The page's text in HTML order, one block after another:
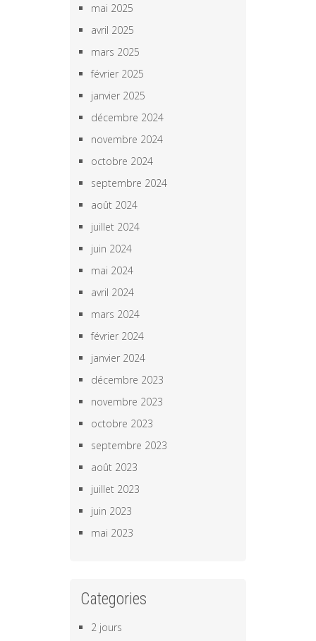
mai 2025
avril 2025
mars 2025
février 2025
janvier 2025
décembre 2024
novembre 2024
octobre 2024
septembre 2024
août 2024
juillet 2024
juin 2024
mai 2024
avril 2024
mars 2024
février 2024
janvier 2024
décembre 2023
novembre 2023
octobre 2023
septembre 2023
août 2023
juillet 2023
juin 2023
mai 2023
Categories
2 jours